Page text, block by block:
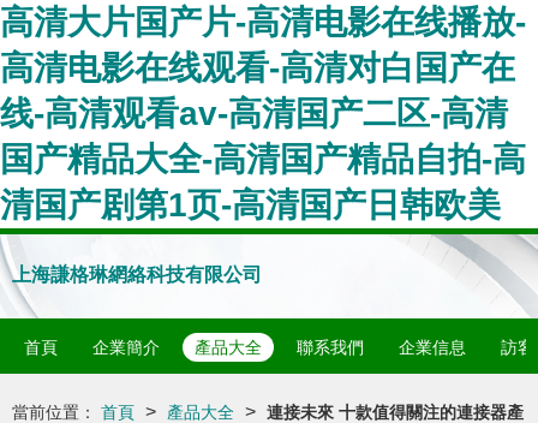
高清大片国产片-高清电影在线播放-
高清电影在线观看-高清对白国产在
线-高清观看av-高清国产二区-高清
国产精品大全-高清国产精品自拍-高
清国产剧第1页-高清国产日韩欧美
上海謙格琳網絡科技有限公司
首頁 企業簡介 產品大全 聯系我們 企業信息 訪客
當前位置： 首頁 > 產品大全 > 連接未來 十款值得關注的連接器產